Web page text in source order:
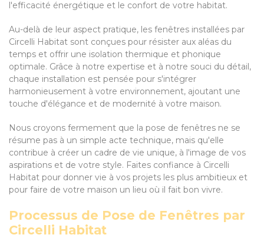
l'efficacité énergétique et le confort de votre habitat.
Au-delà de leur aspect pratique, les fenêtres installées par
Circelli Habitat sont conçues pour résister aux aléas du
temps et offrir une isolation thermique et phonique
optimale. Grâce à notre expertise et à notre souci du détail,
chaque installation est pensée pour s'intégrer
harmonieusement à votre environnement, ajoutant une
touche d'élégance et de modernité à votre maison.
Nous croyons fermement que la pose de fenêtres ne se
résume pas à un simple acte technique, mais qu'elle
contribue à créer un cadre de vie unique, à l'image de vos
aspirations et de votre style. Faites confiance à Circelli
Habitat pour donner vie à vos projets les plus ambitieux et
pour faire de votre maison un lieu où il fait bon vivre.
Processus de Pose de Fenêtres par
Circelli Habitat